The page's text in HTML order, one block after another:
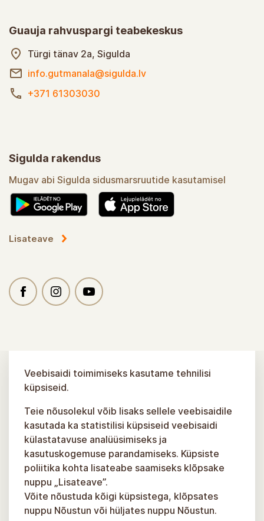
Guauja rahvuspargi teabekeskus
Türgi tänav 2a, Sigulda
info.gutmanala@sigulda.lv
+371 61303030
Sigulda rakendus
Mugav abi Sigulda sidusmarsruutide kasutamisel
Lisateave
Veebisaidi toimimiseks kasutame tehnilisi
küpsiseid.
Teie nõusolekul võib lisaks sellele veebisaidile
kasutada ka statistilisi küpsiseid veebisaidi
külastatavuse analüüsimiseks ja
kasutuskogemuse parandamiseks. Küpsiste
poliitika kohta lisateabe saamiseks klõpsake
nuppu „Lisateave”.
Võite nõustuda kõigi küpsistega, klõpsates
nuppu Nõustun või hüljates nuppu Nõustun.